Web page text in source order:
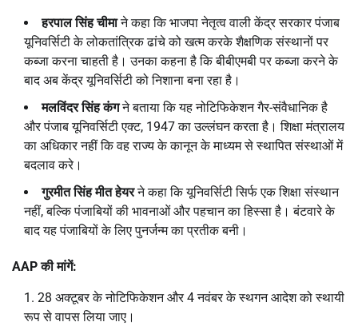
हरपाल सिंह चीमाने कहा कि भाजपा नेतृत्व वाली केंद्र सरकार पंजाब
यूनिवर्सिटी के लोकतांत्रिक ढांचे को खत्म करके शैक्षणिक संस्थानों पर
कब्जा करना चाहती है। उनका कहना है कि बीबीएमबी पर कब्जा करने के
बाद अब केंद्र यूनिवर्सिटी को निशाना बना रहा है।
मलविंदर सिंह कंगने बताया कि यह नोटिफिकेशन गैर-संवैधानिक है
और पंजाब यूनिवर्सिटी एक्ट, 1947 का उल्लंघन करता है। शिक्षा मंत्रालय
का अधिकार नहीं कि वह राज्य के कानून के माध्यम से स्थापित संस्थाओं में
बदलाव करे।
गुरमीत सिंह मीत हेयरने कहा कि यूनिवर्सिटी सिर्फ एक शिक्षा संस्थान
नहीं, बल्कि पंजाबियों की भावनाओं और पहचान का हिस्सा है। बंटवारे के
बाद यह पंजाबियों के लिए पुनर्जन्म का प्रतीक बनी।
AAPकी मांगें:
28 अक्टूबर के नोटिफिकेशन और 4 नवंबर के स्थगन आदेश को स्थायी
रूप से वापस लिया जाए।